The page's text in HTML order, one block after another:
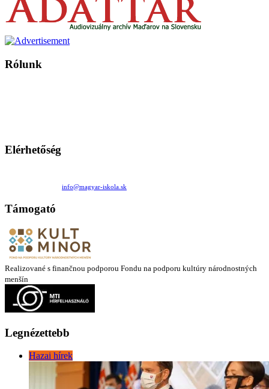
Rólunk
Elérhetőség
info@magyar-iskola.sk
Támogató
Realizované s finančnou podporou Fondu na podporu kultúry národnostných
menšín
Legnézettebb
Hazai hírek